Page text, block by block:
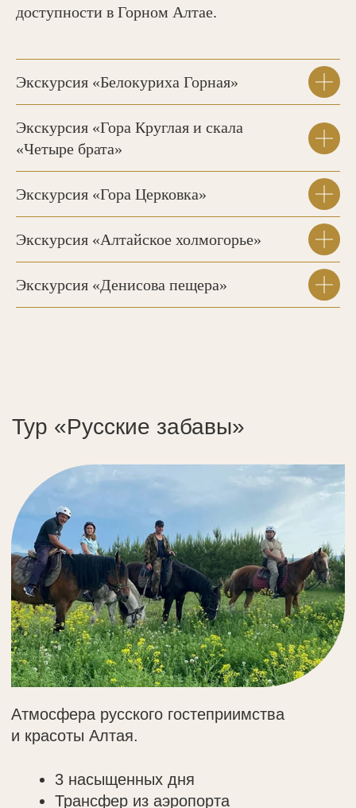
доступности в Горном Алтае.
Экскурсия «Белокуриха Горная»
Экскурсия «Гора Круглая и скала
«Четыре брата»
Экскурсия «Гора Церковка»
Экскурсия «Алтайское холмогорье»
Экскурсия «Денисова пещера»
Тур «Алтай 7Д»
Дополнительно оплачиваются обеды
и ужины.
Рафтинг по Катуни
Экскурсия в Денисову пещеру
в агрокомплекс Инегень
Экскурсия на Актру
Неделя настоящих приключений.
Программа тура
УЗНАТЬ СТОИМОСТЬ
Тур «Оздоровительный»